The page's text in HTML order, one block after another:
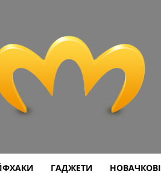
ГАДЖЕТИ НОВАЧКОВІ